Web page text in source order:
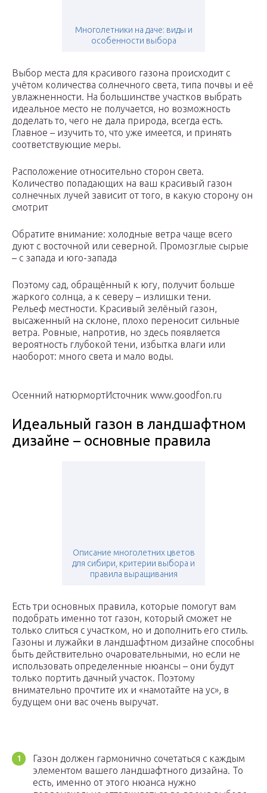
Многолетники на даче: виды и
особенности выбора
Выбор места для красивого газона происходит с
учётом количества солнечного света, типа почвы и её
увлажненности. На большинстве участков выбрать
идеальное место не получается, но возможность
доделать то, чего не дала природа, всегда есть.
Главное – изучить то, что уже имеется, и принять
соответствующие меры.
Расположение относительно сторон света.
Количество попадающих на ваш красивый газон
солнечных лучей зависит от того, в какую сторону он
смотрит
Обратите внимание: холодные ветра чаще всего
дуют с восточной или северной. Промозглые сырые
– с запада и юго-запада
Поэтому сад, обращённый к югу, получит больше
жаркого солнца, а к северу – излишки тени.
Рельеф местности. Красивый зелёный газон,
высаженный на склоне, плохо переносит сильные
ветра. Ровные, напротив, но здесь появляется
вероятность глубокой тени, избытка влаги или
наоборот: много света и мало воды.
Осенний натюрмортИсточник www.goodfon.ru
Идеальный газон в ландшафтном
дизайне – основные правила
Описание многолетних цветов
для сибири, критерии выбора и
правила выращивания
Есть три основных правила, которые помогут вам
подобрать именно тот газон, который сможет не
только слиться с участком, но и дополнить его стиль.
Газоны и лужайки в ландшафтном дизайне способны
быть действительно очаровательными, но если не
использовать определенные нюансы – они будут
только портить дачный участок. Поэтому
внимательно прочтите их и «намотайте на ус», в
будущем они вас очень выручат.
Газон должен гармонично сочетаться с каждым
элементом вашего ландшафтного дизайна. То
есть, именно от этого нюанса нужно